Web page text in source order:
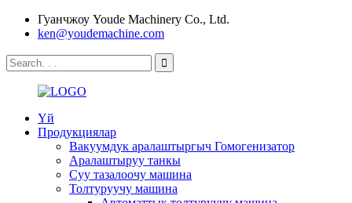
Гуанчжоу Youde Machinery Co., Ltd.
ken@youdemachine.com
Үй
Продукциялар
Вакуумдук аралаштыргыч Гомогенизатор
Аралаштыруу танкы
Суу тазалоочу машина
Толтуруучу машина